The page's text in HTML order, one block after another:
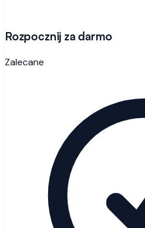
Rozpocznij za darmo
Zalecane